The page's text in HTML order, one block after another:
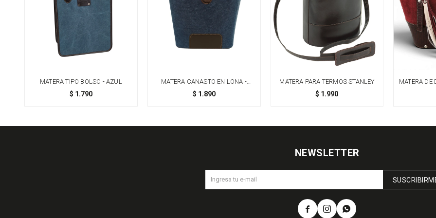
MATERA TIPO BOLSO - AZUL
$ 1.790
MATERA CANASTO EN LONA -
AZUL
$ 1.890
MATERA PARA TERMOS STANLEY
$ 1.990
MATERA DE
NEWSLETTER
  